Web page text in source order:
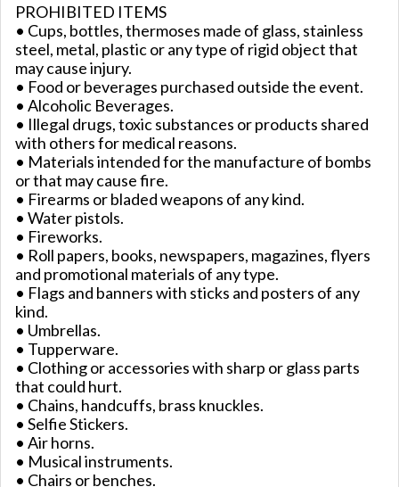
PROHIBITED ITEMS
• Cups, bottles, thermoses made of glass, stainless
steel, metal, plastic or any type of rigid object that
may cause injury.
• Food or beverages purchased outside the event.
• Alcoholic Beverages.
• Illegal drugs, toxic substances or products shared
with others for medical reasons.
• Materials intended for the manufacture of bombs
or that may cause fire.
• Firearms or bladed weapons of any kind.
• Water pistols.
• Fireworks.
• Roll papers, books, newspapers, magazines, flyers
and promotional materials of any type.
• Flags and banners with sticks and posters of any
kind.
• Umbrellas.
• Tupperware.
• Clothing or accessories with sharp or glass parts
that could hurt.
• Chains, handcuffs, brass knuckles.
• Selfie Stickers.
• Air horns.
• Musical instruments.
• Chairs or benches.